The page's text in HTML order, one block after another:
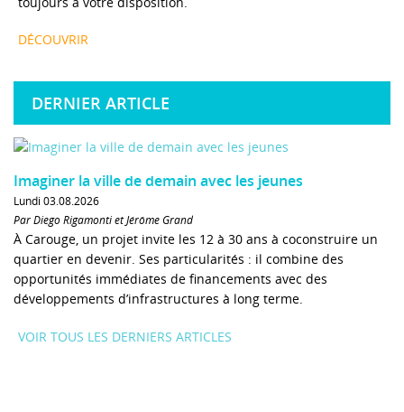
DÉCOUVRIR
DERNIER ARTICLE
Imaginer la ville de demain avec les jeunes
Lundi 03.08.2026
Par Diego Rigamonti et Jérôme Grand
À Carouge, un projet invite les 12 à 30 ans à coconstruire un
quartier en devenir. Ses particularités : il combine des
opportunités immédiates de financements avec des
développements d’infrastructures à long terme.
VOIR TOUS LES DERNIERS ARTICLES